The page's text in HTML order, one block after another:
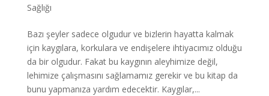
Sağlığı
Bazı şeyler sadece olgudur ve bizlerin hayatta kalmak
için kaygılara, korkulara ve endişelere ihtiyacımız olduğu
da bir olgudur. Fakat bu kaygının aleyhimize değil,
lehimize çalışmasını sağlamamız gerekir ve bu kitap da
bunu yapmanıza yardım edecektir. Kaygılar,...